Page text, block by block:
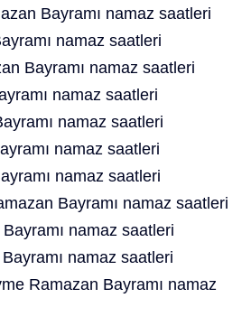
Bayramı namaz saatleri
namaz saatleri
Bayramı namaz saatleri
namaz saatleri
namaz saatleri
namaz saatleri
namaz saatleri
Bayramı namaz saatleri
namaz saatleri
namaz saatleri
Ramazan Bayramı namaz